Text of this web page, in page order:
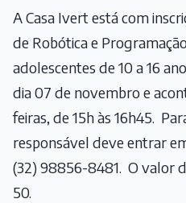
A Casa Ivert está com
de Robótica e
adolescentes de 10 a 16
dia 07 de novembro e
feiras, de 15h às 16h45.
responsável deve entrar
(32) 98856-8481. O valor
50.